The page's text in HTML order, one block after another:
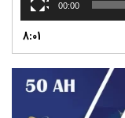
00:00
8:01